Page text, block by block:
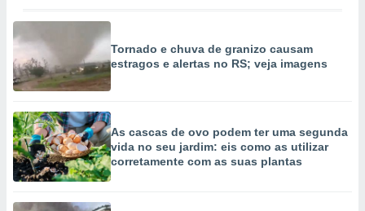
Tornado e chuva de granizo causam
estragos e alertas no RS; veja imagens
As cascas de ovo podem ter uma segunda
vida no seu jardim: eis como as utilizar
corretamente com as suas plantas